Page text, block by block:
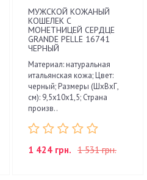
МУЖСКОЙ КОЖАНЫЙ
КОШЕЛЕК С
МОНЕТНИЦЕЙ СЕРДЦЕ
GRANDE PELLE 16741
ЧЕРНЫЙ
Материал: натуральная
итальянская кожа; Цвет:
черный; Размеры (ШхВхГ,
см): 9,5х10х1,5; Страна
произв..
1 424 грн. 1 531 грн.